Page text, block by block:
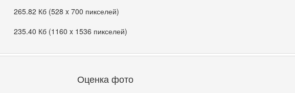
265.82 Кб (528 x 700 пикселей)
235.40 Кб (1160 x 1536 пикселей)
Оценка фото